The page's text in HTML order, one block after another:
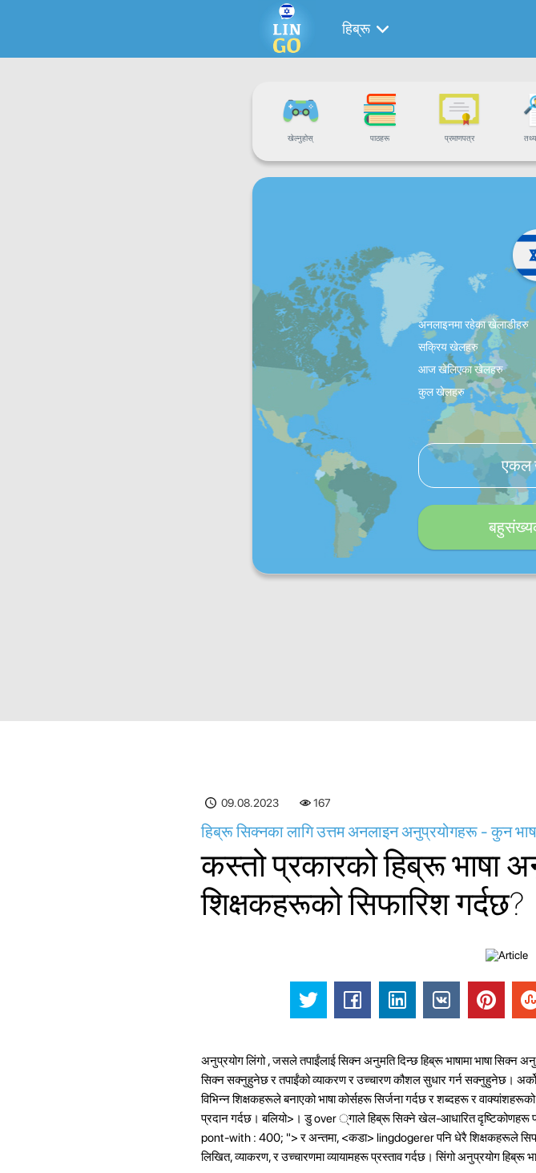
हिब्रू
खेल्नुहोस् पाठहरू प्रमाणपत्र
अनलाइनमा रहेका खेलाडीहरु
सक्रिय खेलहरु
आज खेलिएका खेलहरु
कुल खेलहरु
एकल
09.08.2023 167
हिब्रू सिक्नका लागि उत्तम अनलाइन अनुप्रयोगहरू - कुन
कस्तो प्रकारको हिब्रू भाषा
शिक्षकहरूको सिफारिश गर्दछ?
अनुप्रयोग लिंगो, जसले तपाईंलाई सिक्न अनुमति दिन्छ हिब्रू भाषामा भाषा सिक्न
सिक्न सक्नुहुनेछ र तपाईंको व्याकरण र उच्चारण कौशल सुधार गर्न सक्नुहुनेछ।
विभिन्न शिक्षकहरूले बनाएको भाषा कोर्सहरू सिर्जना गर्दछ र शब्दहरू र
प्रदान गर्दछ। बलियो>। डु over ्गाले हिब्रू सिक्ने खेल-आधारित दृष्टिकोणहरू
pont-with : 400; "> र अन्तमा, <कडा> lingdogererपनि धेरै शिक्षकहरूले
लिखित, व्याकरण, र उच्चारणमा व्यायामहरू प्रस्ताव गर्दछ।सिंगो अनुप्रयोग हिब्रू